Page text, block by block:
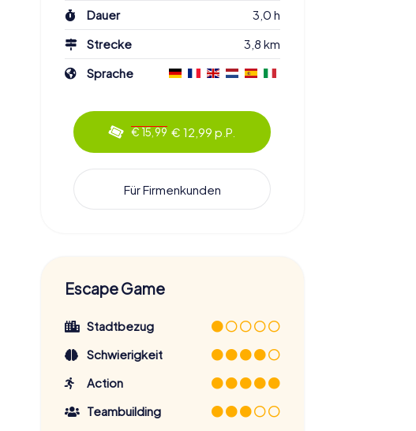
Dauer
3,0 h
Strecke
3,8 km
Sprache
€ 15,99 € 12,99 p.P.
Für Firmenkunden
Escape Game
Stadtbezug
Schwierigkeit
Action
Teambuilding